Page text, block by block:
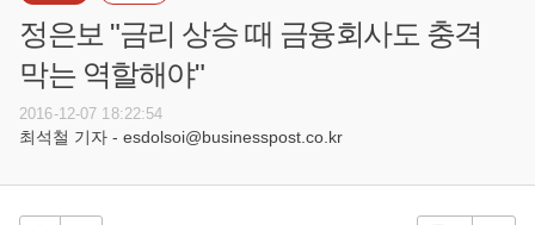
정은보 "금리 상승 때 금융회사도 충격
막는 역할해야"
2016-12-07 18:22:54
최석철 기자 - esdolsoi@businesspost.co.kr